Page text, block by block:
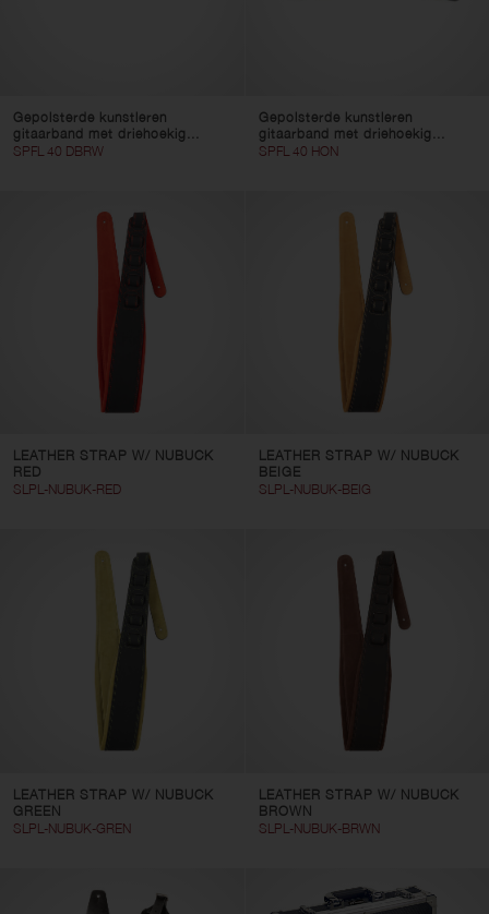
Gepolsterde kunstleren
gitaarband met driehoekig...
SPFL 40 DBRW
Gepolsterde kunstleren
gitaarband met driehoekig...
SPFL 40 HON
LEATHER STRAP W/ NUBUCK
RED
SLPL-NUBUK-RED
LEATHER STRAP W/ NUBUCK
BEIGE
SLPL-NUBUK-BEIG
LEATHER STRAP W/ NUBUCK
GREEN
SLPL-NUBUK-GREN
LEATHER STRAP W/ NUBUCK
BROWN
SLPL-NUBUK-BRWN